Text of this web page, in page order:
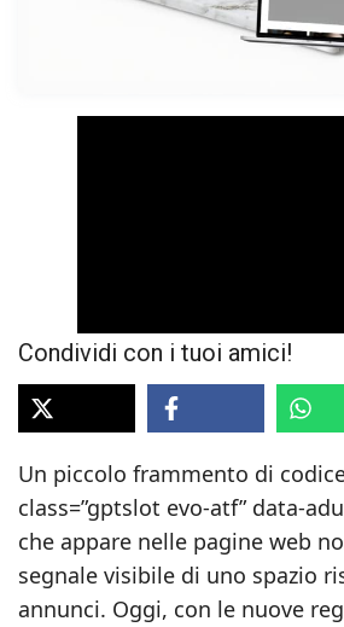
Condividi con i tuoi amici!
Un piccolo frammento di
class=”gptslot evo-atf” data-
che appare nelle pagine web
segnale visibile di uno spazio
annunci. Oggi, con le nuove